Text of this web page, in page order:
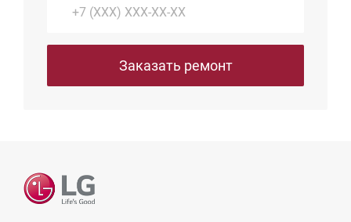
даже без принудительной вытяжной вентиляции
Заказать ремонт